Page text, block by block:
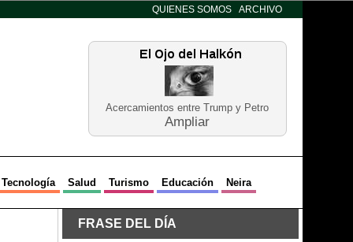
QUIENES SOMOS ARCHIVO
Acercamientos entre Trump y Petro
Ampliar
Tecnología Salud Turismo Educación Neira
FRASE DEL DÍA